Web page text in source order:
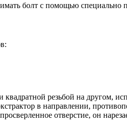
болт с помощью специально
резьбой на другом,
в направлении,
отверстие, он